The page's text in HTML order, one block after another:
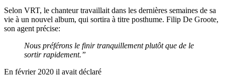
Selon VRT, le chanteur travaillait dans les dernières semaines de sa
vie à un nouvel album, qui sortira à titre posthume. Filip De Groote,
son agent précise:
Nous préférons le finir tranquillement plutôt que de le
sortir rapidement.”
En février 2020 il avait déclaré